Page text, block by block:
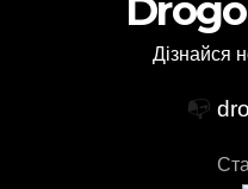
Дізнайся
📭